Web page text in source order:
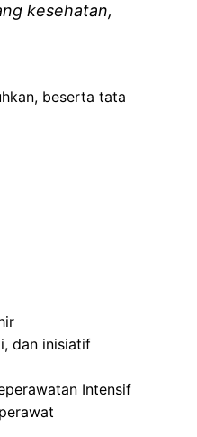
kesehatan,
beserta tata
, dan inisiatif
Intensif
perawat